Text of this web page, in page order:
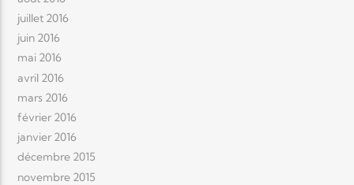
juillet 2016
juin 2016
mai 2016
avril 2016
mars 2016
février 2016
janvier 2016
décembre 2015
novembre 2015